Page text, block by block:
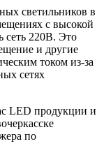
светильников в
с высокой
сеть 220В. Это
и другие
током из-за
сетях
LED продукции и
по